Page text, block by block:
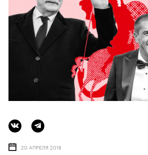
20 АПРЕЛЯ 2018